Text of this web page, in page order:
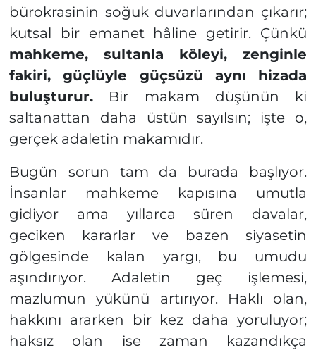
bürokrasinin soğuk duvarlarından çıkarır;
kutsal bir emanet hâline getirir. Çünkü
mahkeme, sultanla köleyi, zenginle
fakiri, güçlüyle güçsüzü aynı hizada
buluşturur.Bir makam düşünün ki
saltanattan daha üstün sayılsın; işte o,
gerçek adaletin makamıdır.
Bugün sorun tam da burada başlıyor.
İnsanlar mahkeme kapısına umutla
gidiyor ama yıllarca süren davalar,
geciken kararlar ve bazen siyasetin
gölgesinde kalan yargı, bu umudu
aşındırıyor. Adaletin geç işlemesi,
mazlumun yükünü artırıyor. Haklı olan,
hakkını ararken bir kez daha yoruluyor;
haksız olan ise zaman kazandıkça